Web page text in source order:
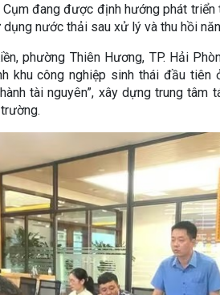
đang được định hướng phát triển
dụng nước thải sau xử lý và thu hồi
phường Thiên Hương, TP. Hải
khu công nghiệp sinh thái đầu tiên
tài nguyên”, xây dựng trung tâm